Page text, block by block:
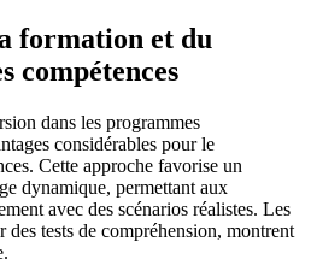
formation et du
compétences
dans les programmes
considérables pour le
Cette approche favorise un
dynamique, permettant aux
avec des scénarios réalistes. Les
des tests de compréhension, montrent